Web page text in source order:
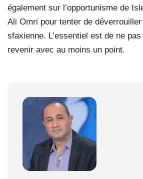
également sur l’opportunisme de
Ali Omri pour tenter de
sfaxienne. L’essentiel est de ne
revenir avec au moins un point.